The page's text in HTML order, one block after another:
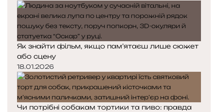
Як знайти фільм, якщо пам’ятаєш лише сюжет
або сцену
18.01.2026
Чи потрібні собакам тортики та пиво: правда